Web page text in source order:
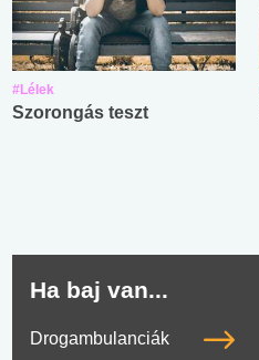
#Lélek
Szorongás teszt
Ha baj van...
Drogambulanciák